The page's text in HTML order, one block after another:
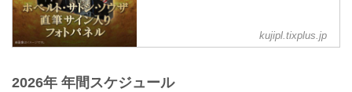
PPV販売スケジュール一覧
期間 応援
kujipl.tixplus.jp
2026年 年間スケジュール